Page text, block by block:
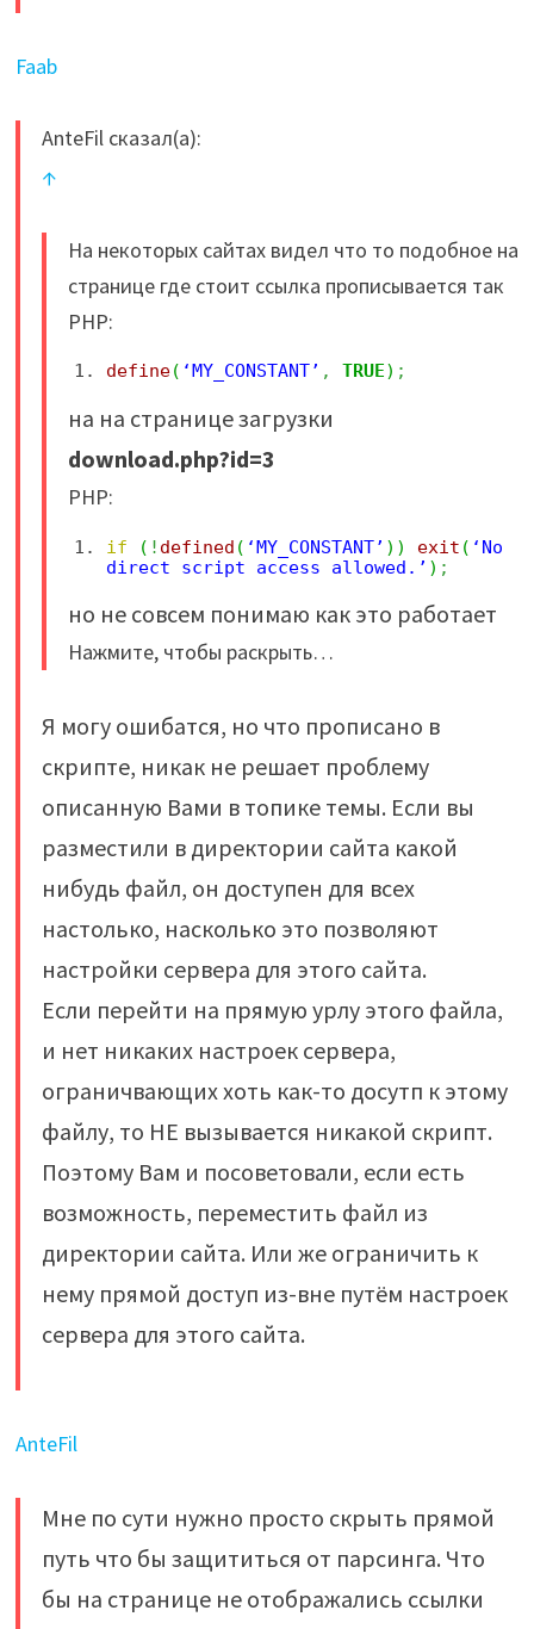
Faab
AnteFil сказал(а):
↑
На некоторых сайтах видел что то подобное на
странице где стоит ссылка прописывается так
PHP:
define( ‘MY_CONSTANT’ , TRUE) ;
на на странице загрузки
download.php?id=3
PHP:
if ( ! defined ( ‘MY_CONSTANT’ ) ) exit ( ‘No
direct script access allowed.’ ) ;
но не совсем понимаю как это работает
Нажмите, чтобы раскрыть…
Я могу ошибатся, но что прописано в
скрипте, никак не решает проблему
описанную Вами в топике темы. Если вы
разместили в директории сайта какой
нибудь файл, он доступен для всех
настолько, насколько это позволяют
настройки сервера для этого сайта.
Если перейти на прямую урлу этого файла,
и нет никаких настроек сервера,
ограничвающих хоть как-то досутп к этому
файлу, то НЕ вызывается никакой скрипт.
Поэтому Вам и посоветовали, если есть
возможность, переместить файл из
директории сайта. Или же ограничить к
нему прямой доступ из-вне путём настроек
сервера для этого сайта.
AnteFil
Мне по сути нужно просто скрыть прямой
путь что бы защититься от парсинга. Что
бы на странице не отображались ссылки